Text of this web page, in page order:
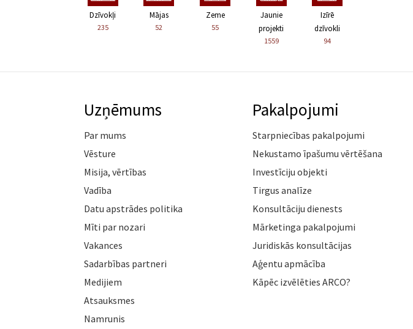
Dzīvokļi
235
Mājas
52
Zeme
55
Jaunie
projekti
1559
Izīrē
dzīvokli
94
Uzņēmums
Par mums
Vēsture
Misija, vērtības
Vadība
Datu apstrādes politika
Mīti par nozari
Vakances
Sadarbības partneri
Medijiem
Atsauksmes
Namrunis
Pakalpojumi
Starpniecības pakalpojumi
Nekustamo īpašumu vērtēšana
Investīciju objekti
Tirgus analīze
Konsultāciju dienests
Mārketinga pakalpojumi
Juridiskās konsultācijas
Aģentu apmācība
Kāpēc izvēlēties ARCO?